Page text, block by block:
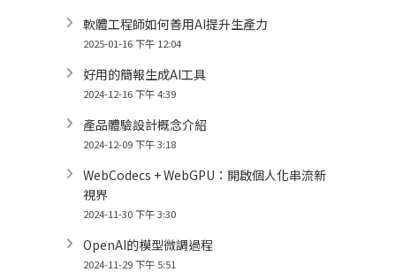
軟體工程師如何善用AI提升生產力
2025-01-16 下午 12:04
好用的簡報生成AI工具
2024-12-16 下午 4:39
產品體驗設計概念介紹
2024-12-09 下午 3:18
WebCodecs + WebGPU：開啟個人化串流新
視界
2024-11-30 下午 3:30
OpenAI的模型微調過程
2024-11-29 下午 5:51